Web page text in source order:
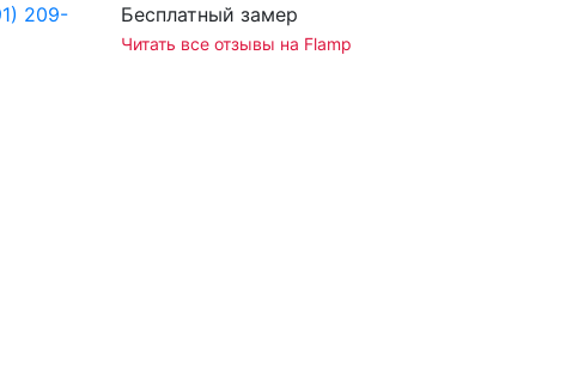
209-
Бесплатный замер
Читать все отзывы на Flamp